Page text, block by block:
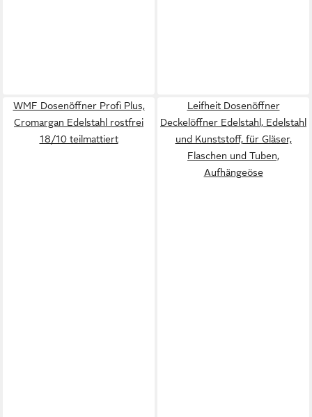
WMF Dosenöffner Profi Plus,
Cromargan Edelstahl rostfrei
18/10 teilmattiert
Leifheit Dosenöffner
Deckelöffner Edelstahl, Edelstahl
und Kunststoff, für Gläser,
Flaschen und Tuben,
Aufhängeöse